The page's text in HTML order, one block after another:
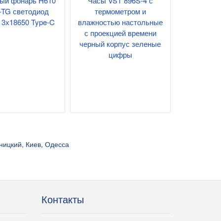
светодиод
Type-C
термометром и
влажностью настольные
с проекцией времени
черный корпус зеленые
цифры
Киев, Одесса
Контакты